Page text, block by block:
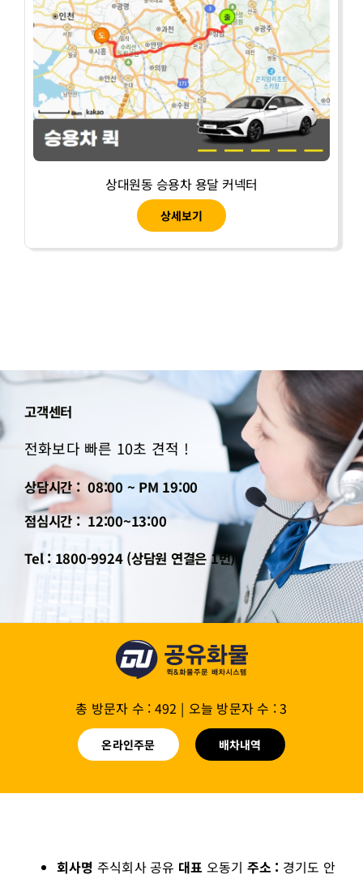
상대원동 승용차 용달 커넥터
상세보기
고객센터
전화보다 빠른 10초 견적 !
상담시간 : 08:00 ~ PM 19:00
점심시간 : 12:00~13:00
Tel : 1800-9924 (상담원 연결은 1번)
총 방문자 수 : 492 | 오늘 방문자 수 : 3
온라인주문 배차내역
회사명 주식회사 공유 대표 오동기 주소 : 경기도 안